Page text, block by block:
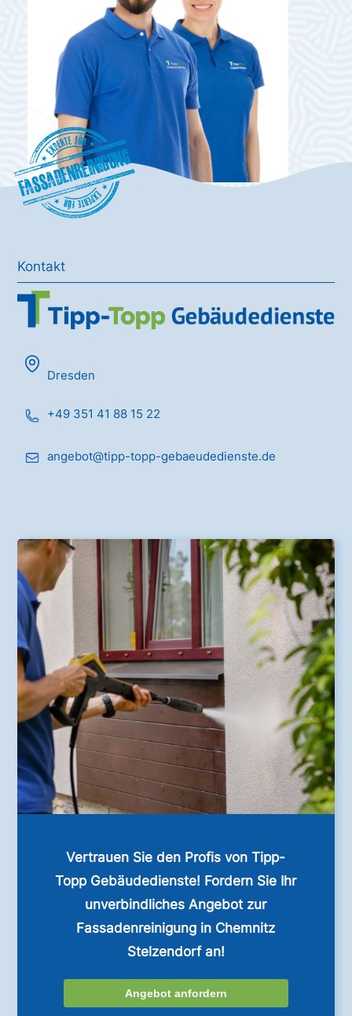
Fassadenreinigung
Kontakt
Dresden
+49 351 41 88 15 22
angebot@tipp-topp-gebaeudedienste.de
Vertrauen Sie den Profis von Tipp-
Topp Gebäudedienste! Fordern Sie Ihr
unverbindliches Angebot zur
Fassadenreinigung in Chemnitz
Stelzendorf an!
Angebot anfordern